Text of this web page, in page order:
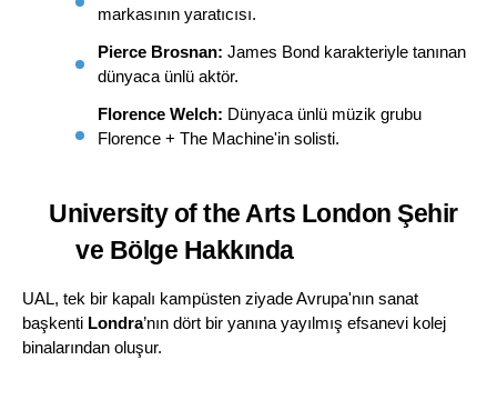
markasının yaratıcısı.
Pierce Brosnan: James Bond karakteriyle tanınan
dünyaca ünlü aktör.
Florence Welch: Dünyaca ünlü müzik grubu
Florence + The Machine'in solisti.
University of the Arts London Şehir
ve Bölge Hakkında
UAL, tek bir kapalı kampüsten ziyade Avrupa'nın sanat
başkenti Londra’nın dört bir yanına yayılmış efsanevi kolej
binalarından oluşur.